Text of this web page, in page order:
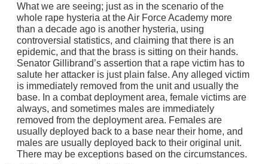
What we are seeing; just as in the scenario of the
whole rape hysteria at the Air Force Academy more
than a decade ago is another hysteria, using
controversial statistics, and claiming that there is an
epidemic, and that the brass is sitting on their hands.
Senator Gillibrand’s assertion that a rape victim has to
salute her attacker is just plain false. Any alleged victim
is immediately removed from the unit and usually the
base. In a combat deployment area, female victims are
always, and sometimes males are immediately
removed from the deployment area. Females are
usually deployed back to a base near their home, and
males are usually deployed back to their original unit.
There may be exceptions based on the circumstances.